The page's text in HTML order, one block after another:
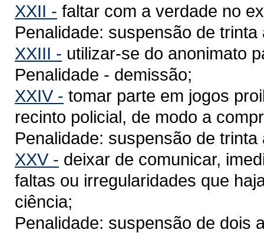
XXII - faltar com a verdade no
Penalidade: suspensão de
XXIII - utilizar-se do anonimato
Penalidade - demissão;
XXIV - tomar parte em jogos
recinto policial, de modo a
Penalidade: suspensão de
XXV - deixar de comunicar,
faltas ou irregularidades que
ciência;
Penalidade: suspensão de dois